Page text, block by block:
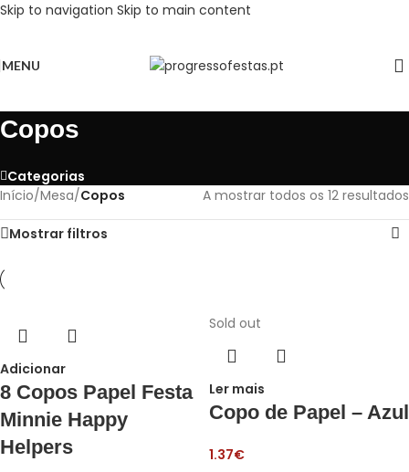
Skip to navigation Skip to main content
MENU
Copos
Categorias
Início/Mesa/Copos A mostrar todos os 12 resultados
Mostrar filtros
Adicionar
8 Copos Papel Festa
Minnie Happy
Helpers
Sold out
Ler mais
Copo de Papel – Azul
1.37€